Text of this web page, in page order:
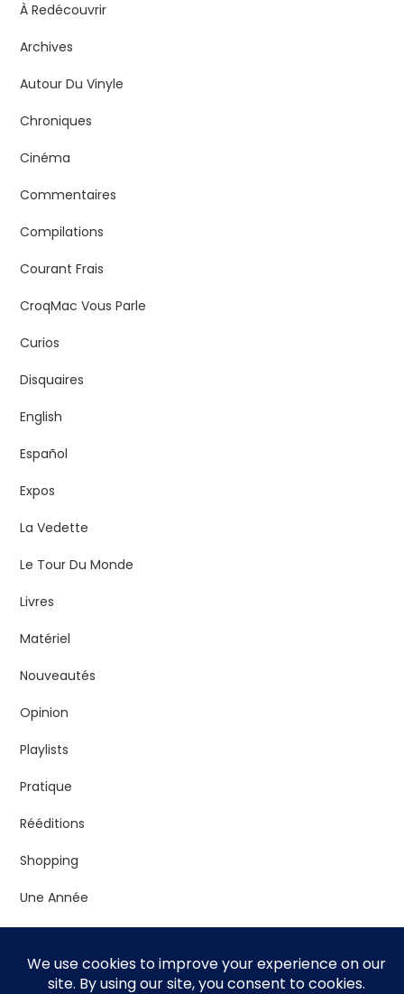
À Redécouvrir
Archives
Autour Du Vinyle
Chroniques
Cinéma
Commentaires
Compilations
Courant Frais
CroqMac Vous Parle
Curios
Disquaires
English
Español
Expos
La Vedette
Le Tour Du Monde
Livres
Matériel
Nouveautés
Opinion
Playlists
Pratique
Rééditions
Shopping
Une Année